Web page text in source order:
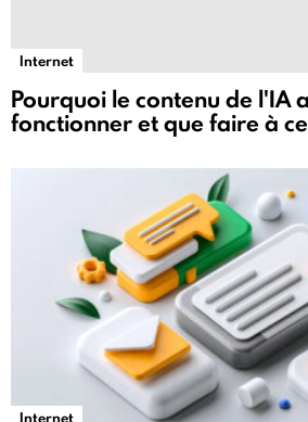
Internet
Pourquoi le contenu de l'IA
fonctionner et que faire à
Internet